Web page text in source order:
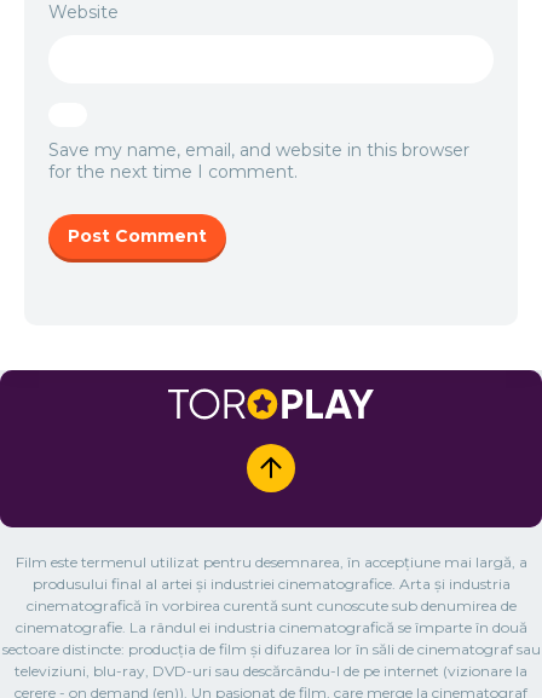
Website
Save my name, email, and website in this browser
for the next time I comment.
Film este termenul utilizat pentru desemnarea, în accepțiune mai largă, a
produsului final al artei și industriei cinematografice. Arta și industria
cinematografică în vorbirea curentă sunt cunoscute sub denumirea de
cinematografie. La rândul ei industria cinematografică se împarte în două
sectoare distincte: producția de film și difuzarea lor în săli de cinematograf sau
televiziuni, blu-ray, DVD-uri sau descărcându-l de pe internet (vizionare la
cerere - on demand (en)). Un pasionat de film, care merge la cinematograf